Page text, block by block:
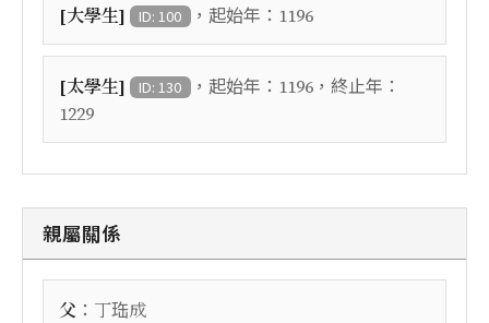
[大學生] ID: 100 ，起始年： 1196
[太學生] ID: 130 ，起始年： 1196，終止年：
1229
親屬關係
父 ： 丁珤成